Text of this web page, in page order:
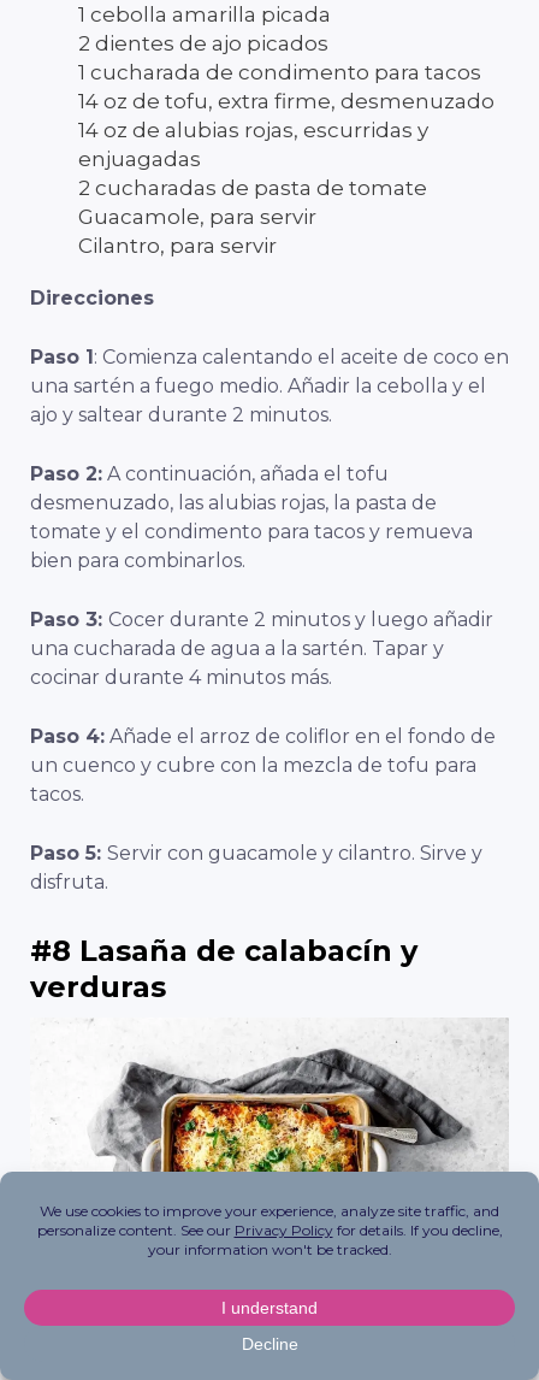
1 cebolla amarilla picada
2 dientes de ajo picados
1 cucharada de condimento para tacos
14 oz de tofu, extra firme, desmenuzado
14 oz de alubias rojas, escurridas y
enjuagadas
2 cucharadas de pasta de tomate
Guacamole, para servir
Cilantro, para servir
Direcciones
Paso 1: Comienza calentando el aceite de coco en
una sartén a fuego medio. Añadir la cebolla y el
ajo y saltear durante 2 minutos.
Paso 2: A continuación, añada el tofu
desmenuzado, las alubias rojas, la pasta de
tomate y el condimento para tacos y remueva
bien para combinarlos.
Paso 3: Cocer durante 2 minutos y luego añadir
una cucharada de agua a la sartén. Tapar y
cocinar durante 4 minutos más.
Paso 4: Añade el arroz de coliflor en el fondo de
un cuenco y cubre con la mezcla de tofu para
tacos.
Paso 5: Servir con guacamole y cilantro. Sirve y
disfruta.
#8 Lasaña de calabacín y
verduras
Esta es otra versión saludable de un plato de